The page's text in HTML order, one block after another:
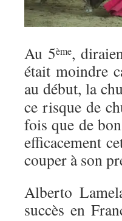
Au 5ème,
était moindre
au début, la
ce risque de
fois que de
efficacement
couper à son
Alberto
succès en